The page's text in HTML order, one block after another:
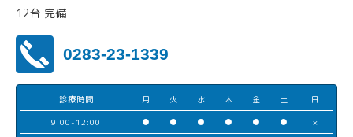
12台 完備
0283-23-1339
診療時間 月 火 水 木 金 土 日
9:00-12:00 ● ● ● ● ● ● ×